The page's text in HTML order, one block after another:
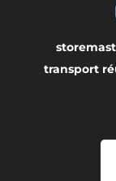
transport